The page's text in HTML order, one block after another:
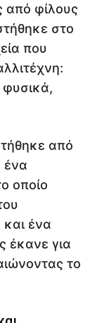
από φίλους
στο
που
φυσικά,
από
ένα
οποίο
και ένα
έκανε για
το